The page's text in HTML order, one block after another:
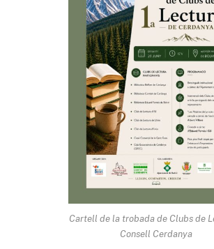
Cartell de la trobada de Clubs de
Consell Cerdanya